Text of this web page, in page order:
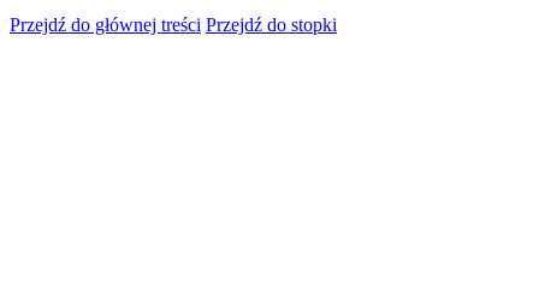
Przejdź do głównej treści Przejdź do stopki